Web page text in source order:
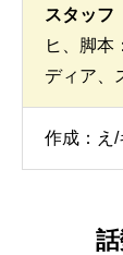
スタッフ
ヒ、脚本
ディア、
作成：え/